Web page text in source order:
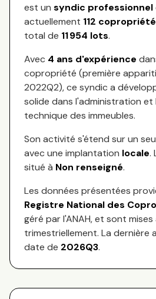
est un syndic professionnel
actuellement 112
total de 11 954 lots.
Avec 4 ans d'expérience
copropriété (première
2022Q2), ce syndic a
solide dans l'administration et
technique des immeubles.
Son activité s'étend surun
avec une implantation locale.
situé à Non renseigné.
Les données présentées
Registre National des
géré par l'ANAH, et sont mises
trimestriellement. La dernière
date de 2026Q3.